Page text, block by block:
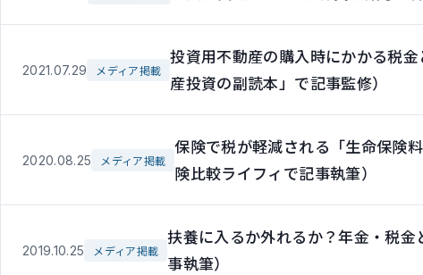
2021.07.29 メディア掲載
投資用不動産の購入時にかかる税
産投資の副読本」で記事監修）
2020.08.25 メディア掲載
保険で税が軽減される「生命保険
険比較ライフィで記事執筆）
2019.10.25 メディア掲載
扶養に入るか外れるか？年金・税
事執筆）